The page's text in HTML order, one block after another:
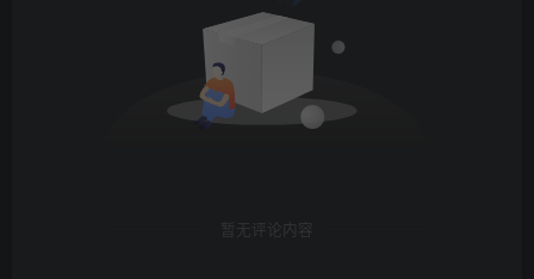
暂无评论内容